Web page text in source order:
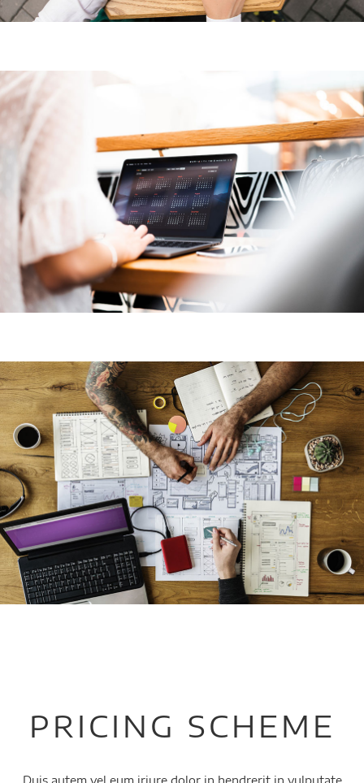
PRICING SCHEME
Duis autem vel eum iriure dolor in hendrerit in vulputate